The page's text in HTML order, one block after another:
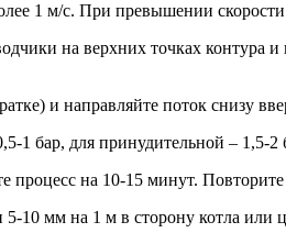
1 м/с. При превышении скорости
на верхних точках
и направляйте поток снизу
1 бар, для принудительной – 1,5-
процесс на 10-15 минут.
10 мм на 1 м в сторону котла или